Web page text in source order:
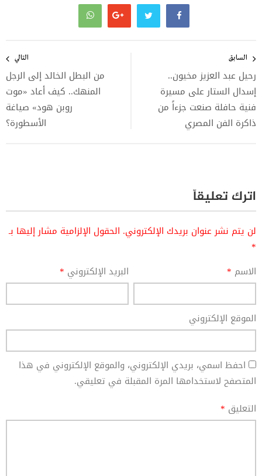
المقالات
السابق
رحيل عبد العزيز مخيون..
إسدال الستار على مسيرة
فنية حافلة صنعت جزءاً من
ذاكرة الفن المصري
التالي
من البطل الخالد إلى الرجل
المنهك.. كيف أعاد «موت
روبن هود» صياغة
الأسطورة؟
اترك تعليقاً
لن يتم نشر عنوان بريدك الإلكتروني. الحقول الإلزامية مشار إليها بـ
*
الاسم * البريد الإلكتروني *
الموقع الإلكتروني
احفظ اسمي، بريدي الإلكتروني، والموقع الإلكتروني في هذا
المتصفح لاستخدامها المرة المقبلة في تعليقي.
التعليق *